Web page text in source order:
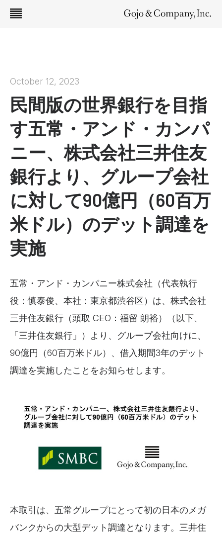
October 12, 2023
民間版の世界銀行を目指
す五常・アンド・カンパ
ニー、株式会社三井住友
銀行より、グループ会社
に対して90億円（60百万
米ドル）のデット調達を
実施
五常・アンド・カンパニー株式会社（代表執行
役：慎泰俊、本社：東京都渋谷区）は、株式会社
三井住友銀行（頭取 CEO：福留 朗裕）（以下、
「三井住友銀行」）より、グループ会社向けに、
90億円（60百万米ドル）、借入期間3年のデット
調達を実施したことをお知らせします。
本取引は、五常グループにとって初の日本のメガ
バンクからの大型デット調達となります。三井住